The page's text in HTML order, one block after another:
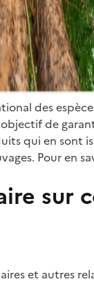
des
de
qui en sont
Pour en
sur
et autres